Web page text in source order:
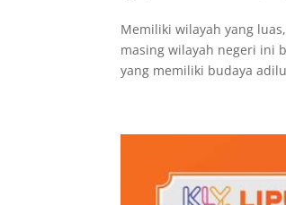
Memiliki wilayah yang
masing wilayah negeri ini
yang memiliki budaya